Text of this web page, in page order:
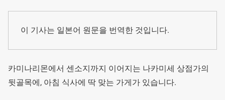
이 기사는 일본어 원문을 번역한 것입니다.
카미나리몬에서 센소지까지 이어지는 나카미세 상점가의
뒷골목에, 아침 식사에 딱 맞는 가게가 있습니다.